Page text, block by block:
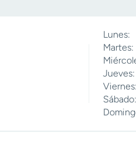
Lunes:
Martes:
Jueves:
Viernes:
Sábado: